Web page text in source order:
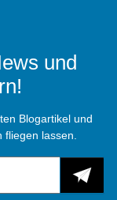
und
Blogartikel und
lassen.